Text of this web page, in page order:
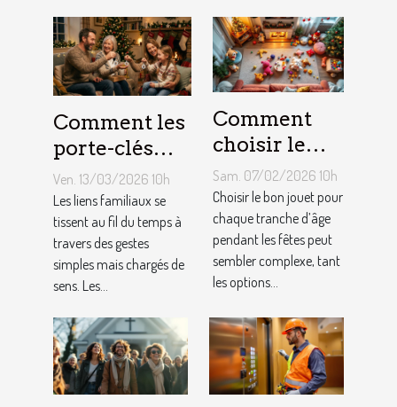
Comment les
porte-clés
personnalisés
peuvent
renforcer les
liens
familiaux ?
Ven. 13/03/2026 10h
Les liens familiaux se
tissent au fil du temps à
travers des gestes
simples mais chargés de
sens. Les...
Comment
choisir le
jouet idéal
pour chaque
âge lors des
fêtes ?
Sam. 07/02/2026 10h
Choisir le bon jouet pour
chaque tranche d’âge
pendant les fêtes peut
sembler complexe, tant
les options...